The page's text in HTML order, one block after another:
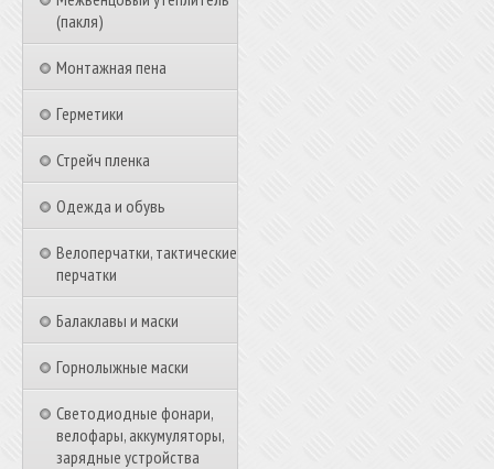
(пакля)
Монтажная пена
Герметики
Стрейч пленка
Одежда и обувь
Велоперчатки, тактические
перчатки
Балаклавы и маски
Горнолыжные маски
Светодиодные фонари,
велофары, аккумуляторы,
зарядные устройства